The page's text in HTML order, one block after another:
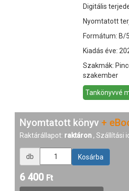
Digitális
Nyomtatott
Formátum: B/5
Kiadás éve:
Szakmák:
szakember
Tankönyvvé
Nyomtatott könyv +
Raktárállapot: raktáron , Szállítási
db
6 400 Ft